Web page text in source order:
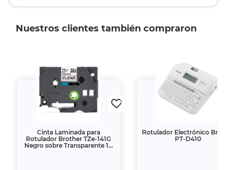
Nuestros clientes también compraron
Cinta Laminada para
Rotulador Brother TZe-141G
Negro sobre Transparente 18
Rotulador Electrónico
PT-D410